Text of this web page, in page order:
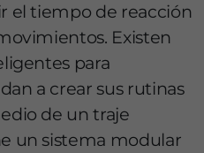
el tiempo de reacción
Existen
para
a crear sus rutinas
de un traje
un sistema modular